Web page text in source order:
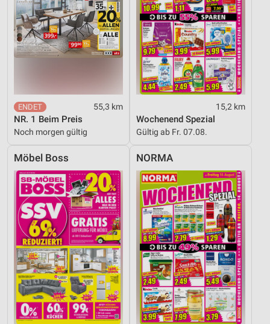
55,3 km
NR. 1 Beim Preis
Noch morgen gültig
15,2 km
Wochenend Spezial
Gültig ab Fr. 07.08.
Möbel Boss NORMA
Messung der Werbeleistung
Messung der Performance von Inhalten
Analyse von Zielgruppen durch Statistiken oder
Kombinationen von Daten aus verschiedenen
Entwicklung und Verbesserung der Angebote
Verwendung reduzierter Daten zur Auswahl von
Verwendung genauer Standortdaten
Geräte anhand von aktiv angeforderten
Informationen identifizieren
Nicht-IAB-Verarbeitungszwecke:
Notwendig
Performance
Funktional